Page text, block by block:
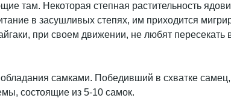
там. Некоторая степная растительность
в засушливых степях, им приходится
при своем движении, не любят пересекать
самками. Победивший в схватке
состоящие из 5-10 самок.